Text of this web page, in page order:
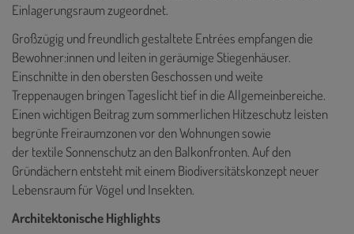
Einlagerungsraum zugeordnet.
Großzügig und freundlich gestaltete Entrées empfangen die
Bewohner:innen und leiten in geräumige Stiegenhäuser.
Einschnitte in den obersten Geschossen und weite
Treppenaugen bringen Tageslicht tief in die Allgemeinbereiche.
Einen wichtigen Beitrag zum sommerlichen Hitzeschutz leisten
begrünte Freiraumzonen vor den Wohnungen sowie
der textile Sonnenschutz an den Balkonfronten. Auf den
Gründächern entsteht mit einem Biodiversitätskonzept neuer
Lebensraum für Vögel und Insekten.
Architektonische Highlights